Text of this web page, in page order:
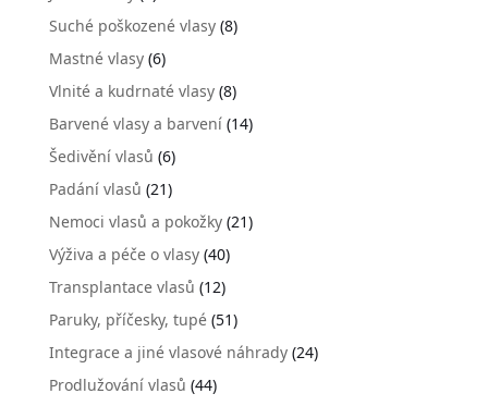
Suché poškozené vlasy(8)
Mastné vlasy(6)
Vlnité a kudrnaté vlasy(8)
Barvené vlasy a barvení(14)
Šedivění vlasů (6)
Padání vlasů (21)
Nemoci vlasů a pokožky(21)
Výživa a péče o vlasy(40)
Transplantace vlasů (12)
Paruky, příčesky, tupé(51)
Integrace a jiné vlasové náhrady(24)
Prodlužování vlasů (44)